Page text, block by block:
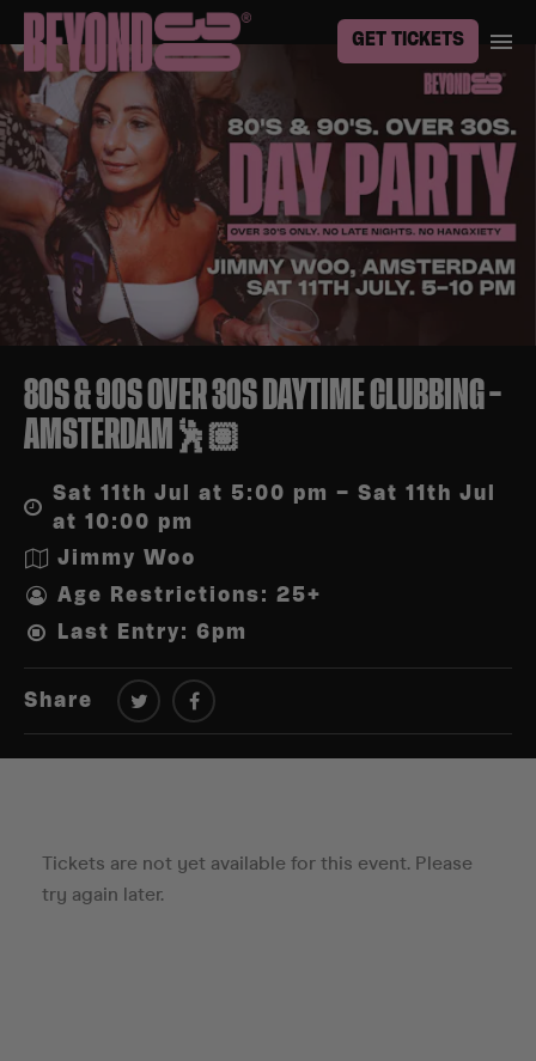
GET TICKETS
80S & 90S OVER 30S DAYTIME CLUBBING –
AMSTERDAM🕺🏽
Sat 11th Jul at 5:00 pm – Sat 11th Jul
at 10:00 pm
Jimmy Woo
Age Restrictions: 25+
Last Entry: 6pm
Share